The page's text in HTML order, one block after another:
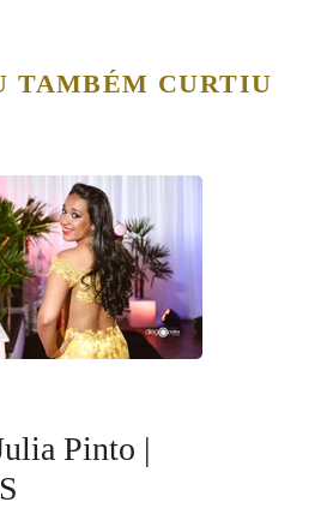
TAMBÉM CURTIU
Pinto |